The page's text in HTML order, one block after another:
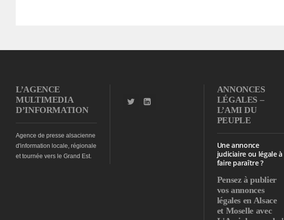
L’AGENCE
MULTIMEDIA
D’INFORMATION
Agence de presse alsacienne
d'information locale, régionale
et tournée vers le Grand Est.
ANNONCES
LÉGALES –
L’AMI DU
PEUPLE
Une annonce
judiciaire ou légale à
faire paraître ?
Pensez à publier
vos annonces
légales en Alsace
et Moselle avec